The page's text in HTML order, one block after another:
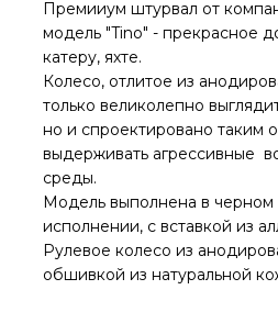
Премииум штурвал от
модель "Tino" - прекрасное
катеру, яхте.
Колесо, отлитое из
только великолепно
но и спроектировано таким
выдерживать агрессивные
среды.
Модель выполнена в
исполнении, c вставкой из
Рулевое колесо из
обшивкой из натуральной